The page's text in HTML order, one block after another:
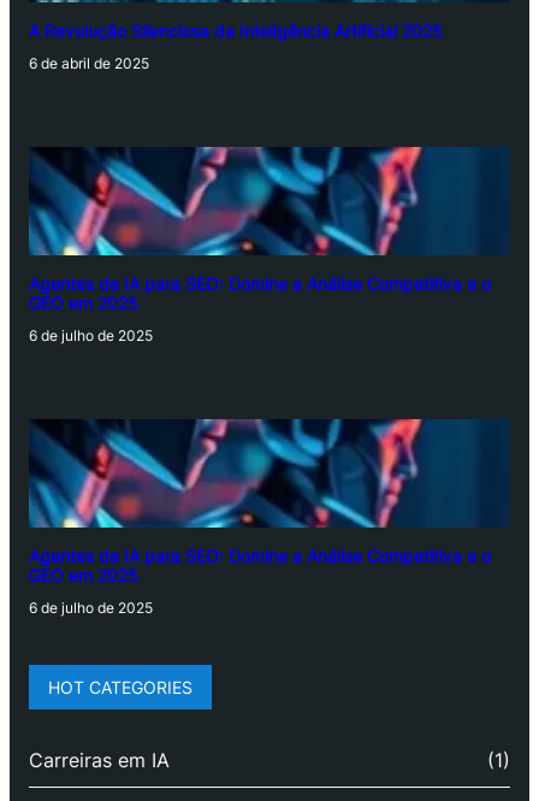
A Revolução Silenciosa da Inteligência Artificial 2025
6 de abril de 2025
Agentes de IA para SEO: Domine a Análise Competitiva e o
GEO em 2025
6 de julho de 2025
Agentes de IA para SEO: Domine a Análise Competitiva e o
GEO em 2025
6 de julho de 2025
HOT CATEGORIES
Carreiras em IA (1)